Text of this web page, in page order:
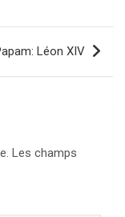
Léon XIV
Les champs